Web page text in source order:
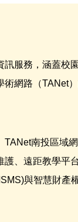
服務，涵蓋校
網路（TANet
南投區域
護、遠距教學平
與智慧財產